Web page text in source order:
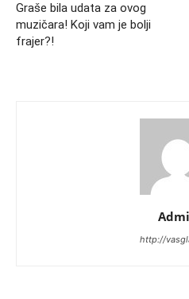
Graše bila udata za ovog
muzičara! Koji vam je bolji
frajer?!
http://